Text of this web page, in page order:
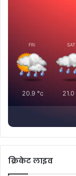
FRI
20.9 °c
SAT
21.0
क्रिकेट लाइव